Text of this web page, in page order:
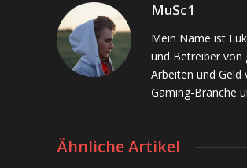
MuSc1
Mein Name ist
und Betreiber von
Arbeiten und Geld
Gaming-Branche
Ähnliche Artikel